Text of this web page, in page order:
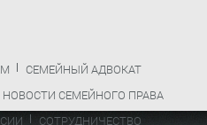
СЕМЕЙНЫЙ АДВОКАТ
НОВОСТИ СЕМЕЙНОГО ПРАВА
СОТРУДНИЧЕСТВО